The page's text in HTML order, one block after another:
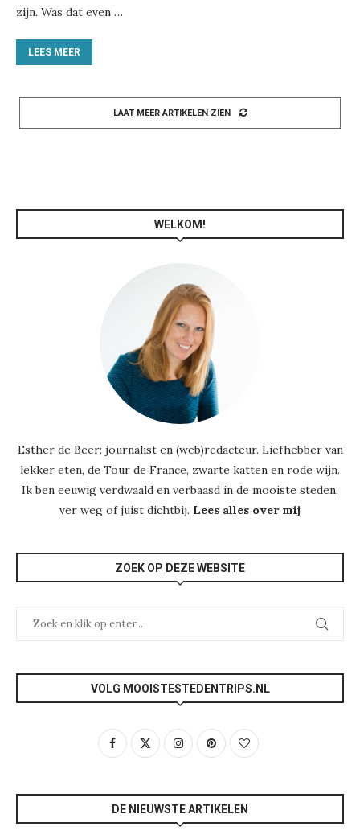
zijn. Was dat even …
LEES MEER
LAAT MEER ARTIKELEN ZIEN
WELKOM!
Esther de Beer: journalist en (web)redacteur. Liefhebber van
lekker eten, de Tour de France, zwarte katten en rode wijn.
Ik ben eeuwig verdwaald en verbaasd in de mooiste steden,
ver weg of juist dichtbij. Lees alles over mij
ZOEK OP DEZE WEBSITE
VOLG MOOISTESTEDENTRIPS.NL
DE NIEUWSTE ARTIKELEN